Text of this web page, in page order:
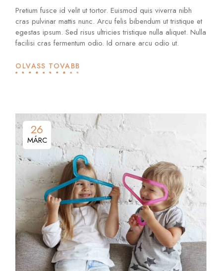
Pretium fusce id velit ut tortor. Euismod quis viverra nibh
cras pulvinar mattis nunc. Arcu felis bibendum ut tristique et
egestas ipsum. Sed risus ultricies tristique nulla aliquet. Nulla
facilisi cras fermentum odio. Id ornare arcu odio ut.
OLVASS TOVÁBB
26
MÁRC